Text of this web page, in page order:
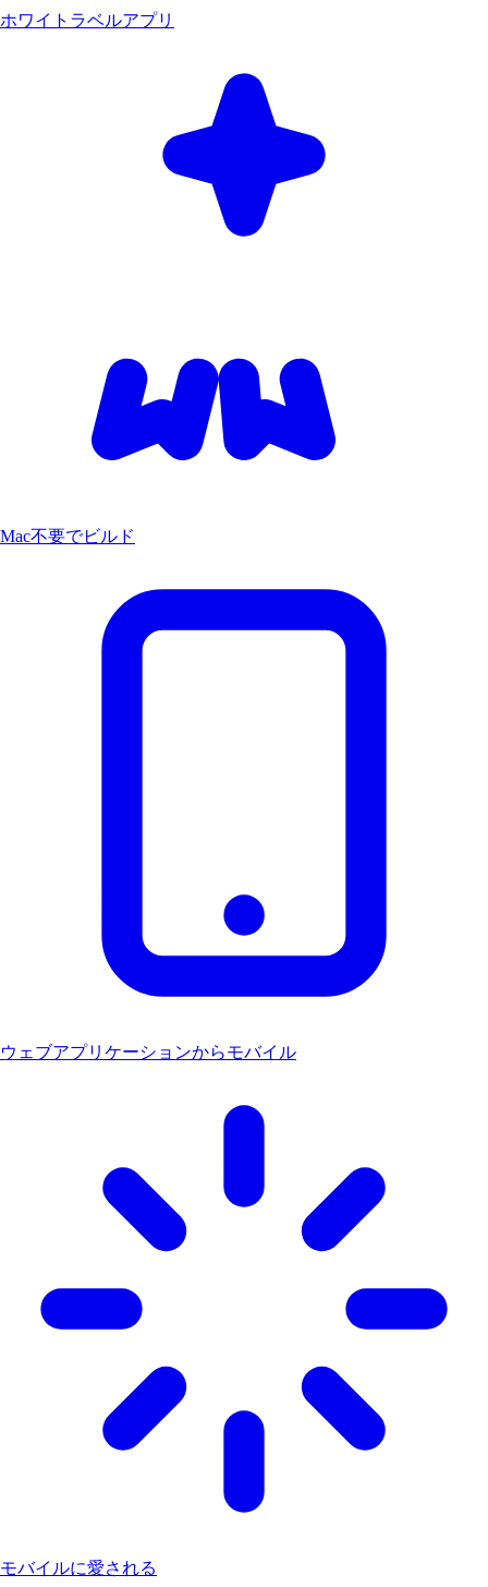
ホワイトラベルアプリ
Mac不要でビルド
ウェブアプリケーションからモバイル
モバイルに愛される